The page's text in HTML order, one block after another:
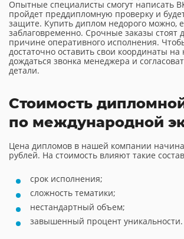
Опытные специалисты смогут написать
пройдет преддипломную проверку и
защите. Купить диплом недорого можно,
заблаговременно. Срочные заказы стоят
причине оперативного исполнения.
достаточно оставить свои координаты
дождаться звонка менеджера и
детали.
Стоимость
по международной
Цена дипломов в нашей компании
рублей. На стоимость влияют такие
срок исполнения;
сложность тематики;
нестандартный объем;
завышенный процент уникальности.